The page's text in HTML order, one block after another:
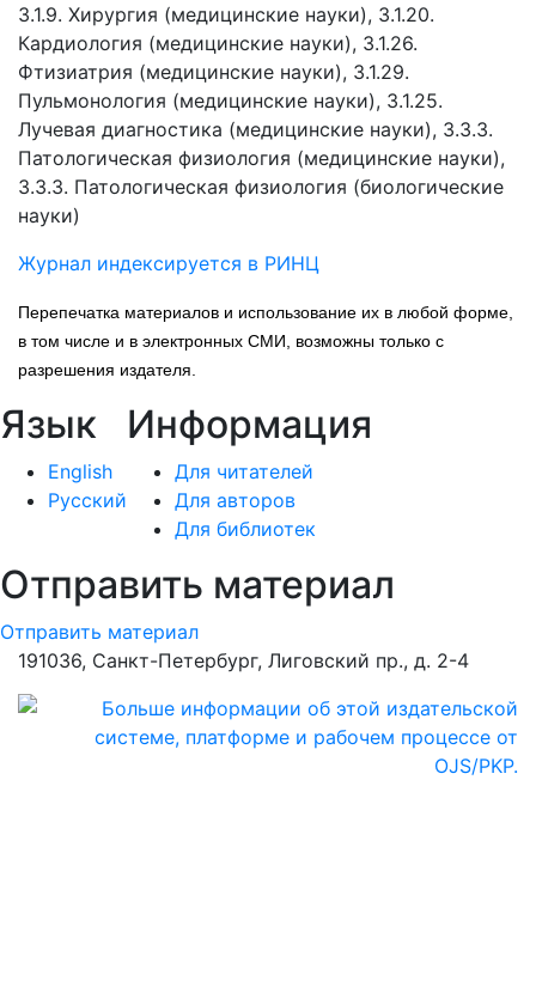
3.1.9. Хирургия (медицинские науки), 3.1.20.
Кардиология (медицинские науки), 3.1.26.
Фтизиатрия (медицинские науки), 3.1.29.
Пульмонология (медицинские науки), 3.1.25.
Лучевая диагностика (медицинские науки), 3.3.3.
Патологическая физиология (медицинские науки),
3.3.3. Патологическая физиология (биологические
науки)
Журнал индексируется в РИНЦ
Перепечатка материалов и использование их в любой форме,
в том числе и в электронных СМИ, возможны только с
разрешения издателя.
Язык
English
Русский
Информация
Для читателей
Для авторов
Для библиотек
Отправить материал
Отправить материал
191036, Санкт-Петербург, Лиговский пр., д. 2-4